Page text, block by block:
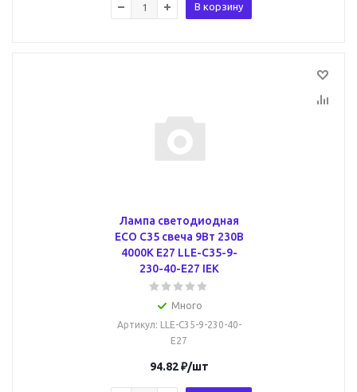
В корзину
Лампа светодиодная
ECO C35 свеча 9Вт 230В
4000К E27 LLE-C35-9-
230-40-E27 IEK
Много
Артикул: LLE-C35-9-230-40-
E27
94.82₽/шт